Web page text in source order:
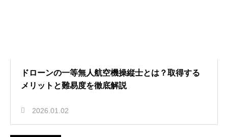
ドローンの一等無人航空機操縦士とは？取得する
メリットと難易度を徹底解説
2026.01.02